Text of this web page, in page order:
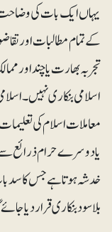
یہاں ایک بات کی
کے تمام مطالبات اور
تجربہ بھارت یا چند اور
اسلامی بنکاری نہیں۔
معاملات اسلام کی
یا دوسرے حرام ذرائع سے
خدشہ ہوتا ہے جس کا
بلاسود بنکاری قرار دیا